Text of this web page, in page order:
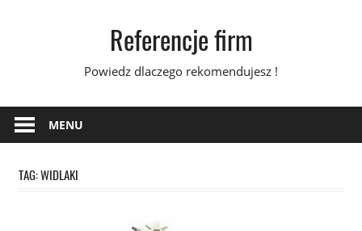
Referencje firm
Powiedz dlaczego rekomendujesz !
MENU
TAG:WIDLAKI